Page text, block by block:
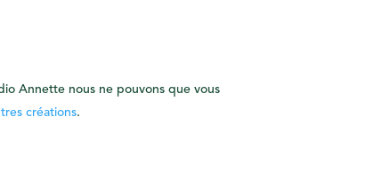
Annette nous ne pouvons que vous
créations.